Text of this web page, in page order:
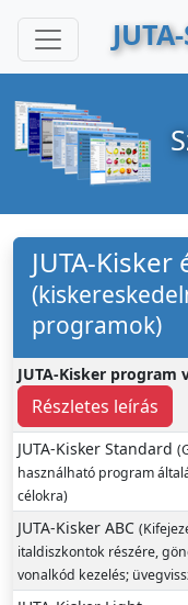
JUTA-Kisker
programok)
JUTA-Kisker program
Részletes leírás
JUTA-Kisker Standard
használható program
célokra)
JUTA-Kisker ABC
italdiszkontok részére,
vonalkód kezelés;